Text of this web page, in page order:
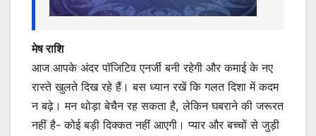
मेष राशि
आज आपके अंदर पॉजिटिव एनर्जी बनी रहेगी और कमाई के नए
रास्ते खुलते दिख रहे हैं। बस ध्यान रखें कि गलत दिशा में कदम
न बढ़े। मन थोड़ा बेचैन रह सकता है, लेकिन घबराने की जरूरत
नहीं है- कोई बड़ी दिक्कत नहीं आएगी। प्यार और बच्चों से जुड़ी